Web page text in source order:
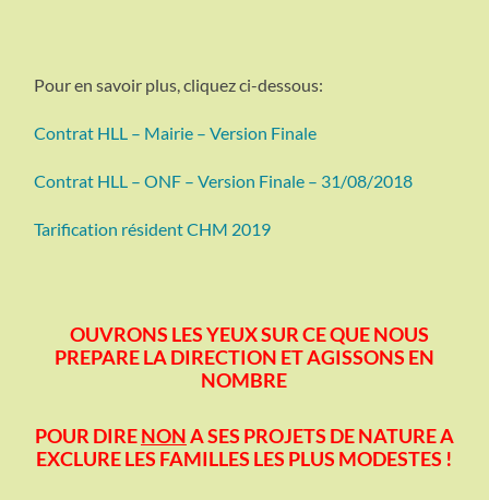
Pour en savoir plus, cliquez ci-dessous:
Contrat HLL – Mairie – Version Finale
Contrat HLL – ONF – Version Finale – 31/08/2018
Tarification résident CHM 2019
OUVRONS LES YEUX SUR CE QUE NOUS
PREPARE LA DIRECTION ETAGISSONS EN
NOMBRE
POUR DIRENONA SES PROJETS DE NATURE A
EXCLURE LES FAMILLES LES PLUS MODESTES !